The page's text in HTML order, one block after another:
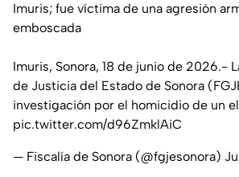
Imuris; fue víctima de una agresión
emboscada
Imuris, Sonora, 18 de junio de 2026.-
de Justicia del Estado de Sonora
investigación por el homicidio de un
pic.twitter.com/d96ZmklAiC
— Fiscalía de Sonora (@fgjesonora)